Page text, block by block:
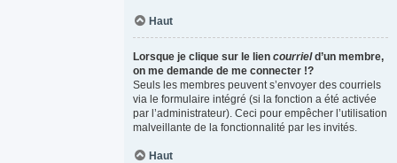
Haut
Lorsque je clique sur le lien courrield’un membre,
on me demande de me connecter !?
Seuls les membres peuvent s’envoyer des courriels
via le formulaire intégré (si la fonction a été activée
par l’administrateur). Ceci pour empêcher l’utilisation
malveillante de la fonctionnalité par les invités.
Haut